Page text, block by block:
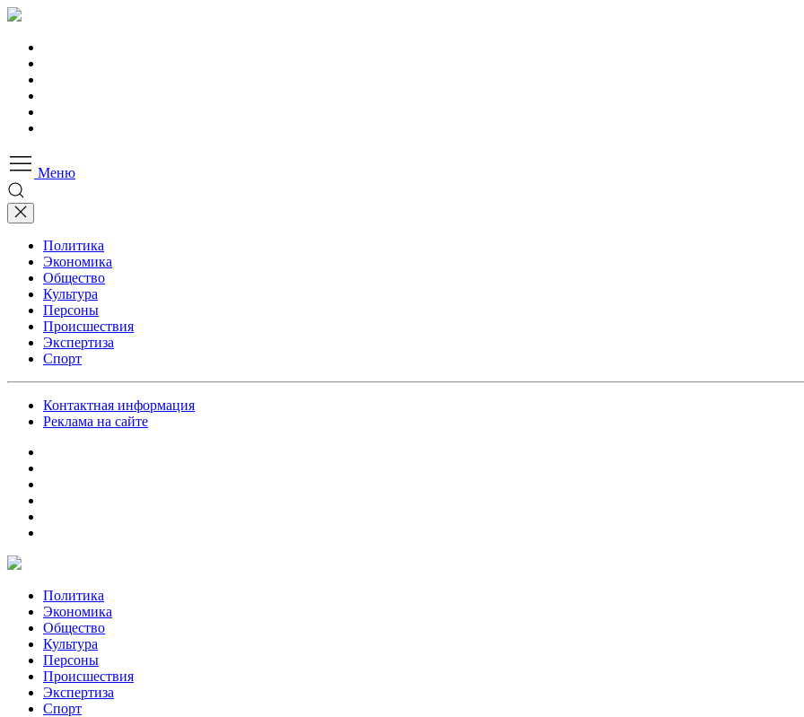
Меню
Политика
Экономика
Общество
Культура
Персоны
Происшествия
Экспертиза
Спорт
Контактная информация
Реклама на сайте
Политика
Экономика
Общество
Культура
Персоны
Происшествия
Экспертиза
Спорт